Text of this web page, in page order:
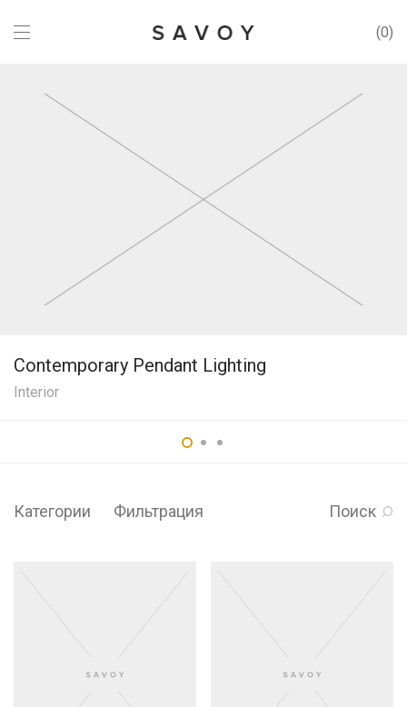
0
Contemporary Pendant Lighting
Interior
Категории Фильтрация Поиск